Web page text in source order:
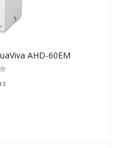
AHD-60EM